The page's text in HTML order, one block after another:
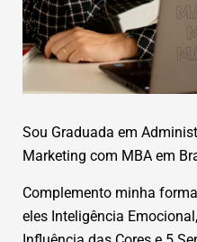
Sou Graduada em
Marketing com MBA em
Complemento minha
eles Inteligência